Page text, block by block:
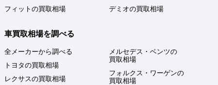
フィットの買取相場
デミオの買取相場
車買取相場を調べる
全メーカーから調べる
トヨタの買取相場
レクサスの買取相場
メルセデス・ベンツの
買取相場
フォルクス・ワーゲンの
買取相場